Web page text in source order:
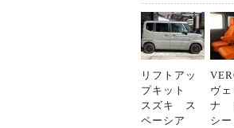
リフトアッ
プキット
スズキ ス
ペーシア
ヴ
ナ
シ